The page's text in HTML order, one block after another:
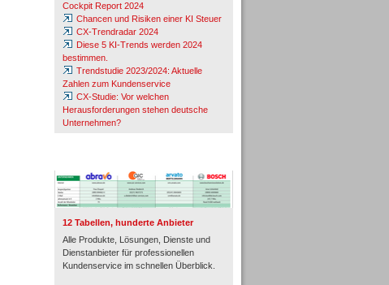
Cockpit Report 2024
Chancen und Risiken einer KI Steuer
CX-Trendradar 2024
Diese 5 KI-Trends werden 2024
bestimmen.
Trendstudie 2023/2024: Aktuelle
Zahlen zum Kundenservice
CX-Studie: Vor welchen
Herausforderungen stehen deutsche
Unternehmen?
12 Tabellen, hunderte Anbieter
Alle Produkte, Lösungen, Dienste und
Dienstanbieter für professionellen
Kundenservice im schnellen Überblick.